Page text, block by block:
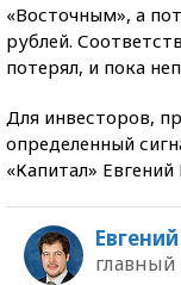
«Восточным», а
рублей.
потерял, и пока
Для инвесторов,
определенный
«Капитал»